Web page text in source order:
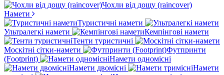
Чохли від дощу (raincover)
Намети
Туристичні намети
Ультралегкі намети
Кемпінгові намети
Тенти туристичні
Москітні сітки-намети
Футпринти
(Footprint)
Намети одномісні
Намети двомісні
Намети